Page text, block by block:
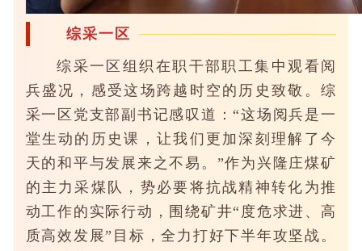
综采一区
综采一区组织在职干部职工集中观看阅
兵盛况，感受这场跨越时空的历史致敬。综
采一区党支部副书记感叹道：“这场阅兵是一
堂生动的历史课，让我们更加深刻理解了今
天的和平与发展来之不易。”作为兴隆庄煤矿
的主力采煤队，势必要将抗战精神转化为推
动工作的实际行动，围绕矿井“度危求进、高
质高效发展”目标，全力打好下半年攻坚战。